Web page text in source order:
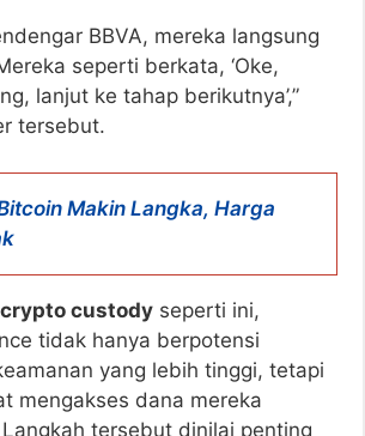
BBVA, mereka langsung
seperti berkata, ‘Oke,
lanjut ke tahap berikutnya’,”
tersebut.
Makin Langka, Harga
crypto custody seperti ini,
tidak hanya berpotensi
yang lebih tinggi, tetapi
mengakses dana mereka
tersebut dinilai penting